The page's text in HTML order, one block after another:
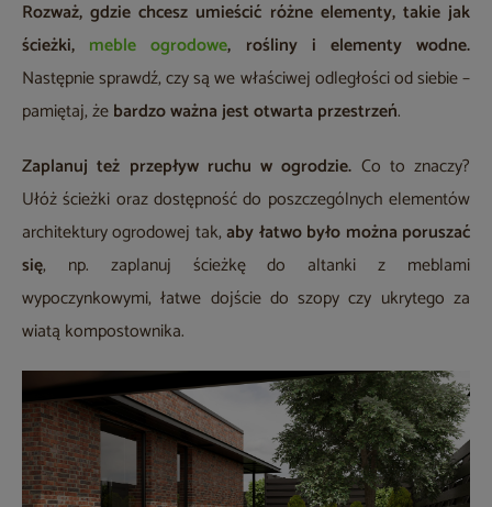
Rozważ, gdzie chcesz umieścić różne elementy, takie jak
ścieżki, meble ogrodowe, rośliny i elementy wodne.
Następnie sprawdź, czy są we właściwej odległości od siebie –
pamiętaj, żebardzo ważna jest otwarta przestrzeń.
Zaplanuj też przepływ ruchu w ogrodzie. Co to znaczy?
Ułóż ścieżki oraz dostępność do poszczególnych elementów
architektury ogrodowej tak,abyłatwo było można poruszać
się, np. zaplanuj ścieżkę do altanki z meblami
wypoczynkowymi, łatwe dojście do szopy czy ukrytego za
wiatą kompostownika.